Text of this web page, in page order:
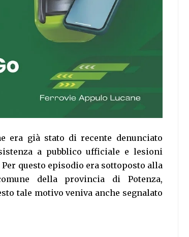
era già stato di recente denunciato
a pubblico ufficiale e lesioni
questo episodio era sottoposto alla
della provincia di Potenza,
tale motivo veniva anche segnalato